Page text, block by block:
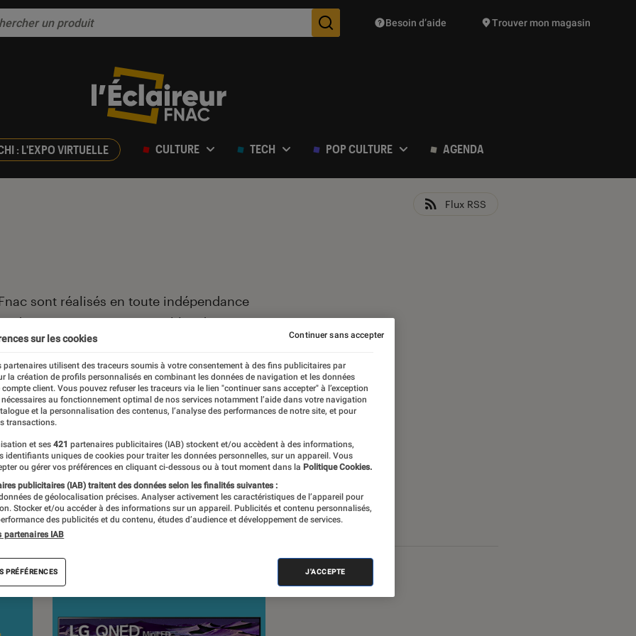
Des suggestions de produits vont vous être proposées
Besoin d’aide Trouver mon magasin
: L'EXPO VIRTUELLE CULTURE TECH POP CULTURE AGENDA
Flux RSS
sont réalisés en toute indépendance
depuis 1972. Les responsables de tests
à leur expertise, et aux équipements de
savoir plus,voir notre charte. Et pour
notrecomparateur.
sur les cookies
partenaires utilisent des traceurs soumis à votre consentement à des fins publicitaires par
la création de profils personnalisés en combinant les données de navigation et les données
compte client. Vous pouvez refuser les traceurs via le lien "continuer sans accepter" à l’exception
au fonctionnement optimal de nos services notamment l’aide dans votre navigation
et la personnalisation des contenus, l’analyse des performances de notre site, et pour
transactions.
et ses 421 partenaires publicitaires (IAB) stockent et/ou accèdent à des informations,
identifiants uniques de cookies pour traiter les données personnelles, sur un appareil. Vous
ou gérer vos préférences en cliquant ci-dessous ou à tout moment dans la Politique Cookies.
publicitaires (IAB) traitent des données selon les finalités suivantes :
de géolocalisation précises. Analyser activement les caractéristiques de l’appareil pour
Stocker et/ou accéder à des informations sur un appareil. Publicités et contenu personnalisés,
des publicités et du contenu, études d’audience et développement de services.
partenaires IAB
PRÉFÉRENCES J'ACCEPTE
Continuer sans accepter